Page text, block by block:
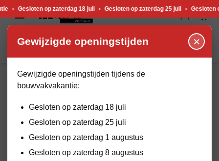
op zaterdag 18 juli • Gesloten op zaterdag 25 juli • Gesloten op
HOME
BEKIJK ASSORTIMENT
Gewijzigde openingstijden ×
Gewijzigde openingstijden tijdens de
bouwvakvakantie:
Gesloten op zaterdag 18 juli
Gesloten op zaterdag 25 juli
Gesloten op zaterdag 1 augustus
Gesloten op zaterdag 8 augustus